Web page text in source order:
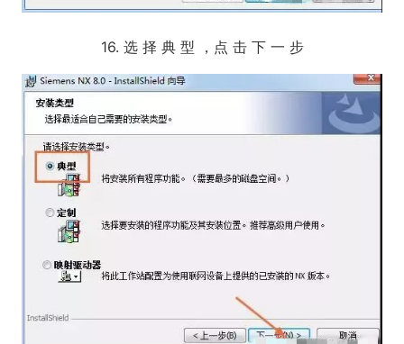
16. 选 择 典 型 ，点 击 下 一 步